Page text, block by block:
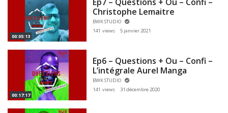
00:05:13
Christophe Lemaitre
BWK STUDIO
141 views
5 janvier 2021
00:17:17
Ep6 – Questions + Ou – Confi –
L’intégrale Aurel Manga
BWK STUDIO
141 views
31 décembre 2020